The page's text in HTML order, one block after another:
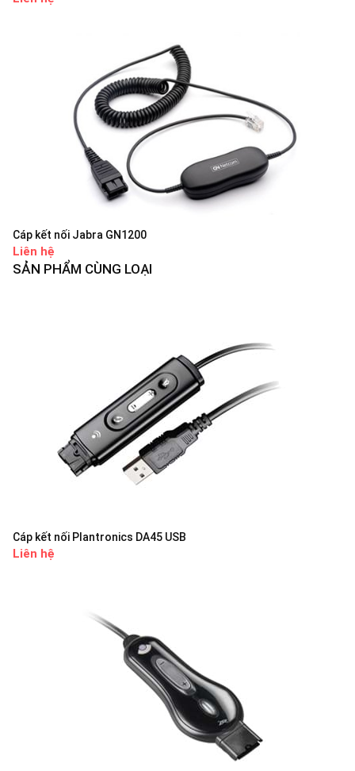
Cáp kết nối Jabra GN1200
Liên hệ
SẢN PHẨM CÙNG LOẠI
Cáp kết nối Plantronics DA45 USB
Liên hệ